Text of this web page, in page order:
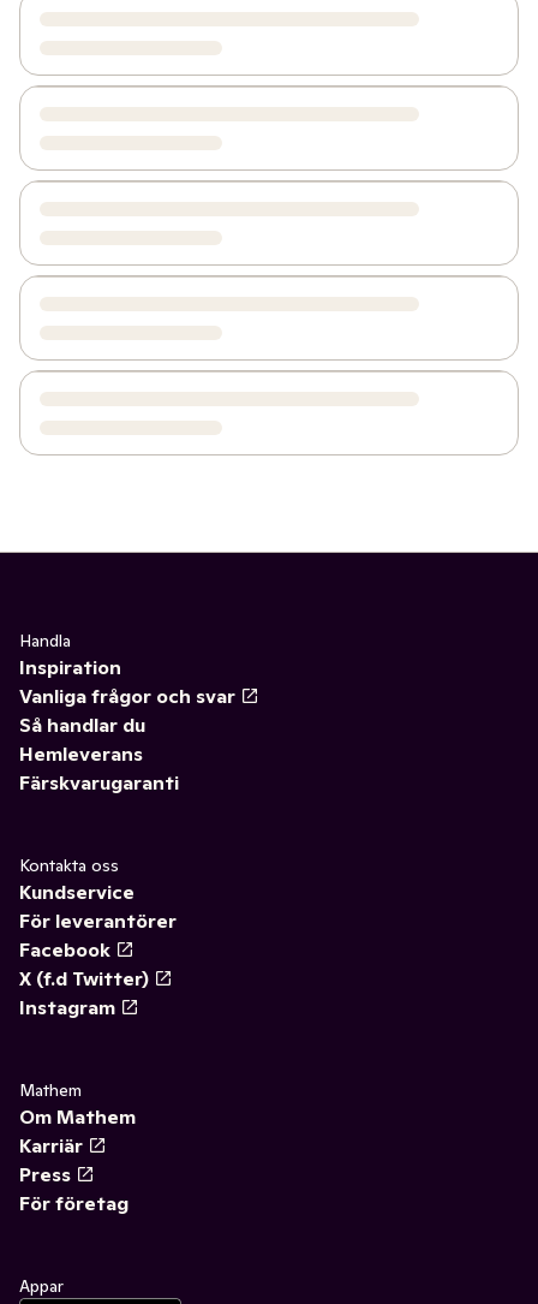
Handla
Inspiration
Vanliga frågor och svar
Så handlar du
Hemleverans
Färskvarugaranti
Kontakta oss
Kundservice
För leverantörer
Facebook
X (f.d Twitter)
Instagram
Mathem
Om Mathem
Karriär
Press
För företag
Appar